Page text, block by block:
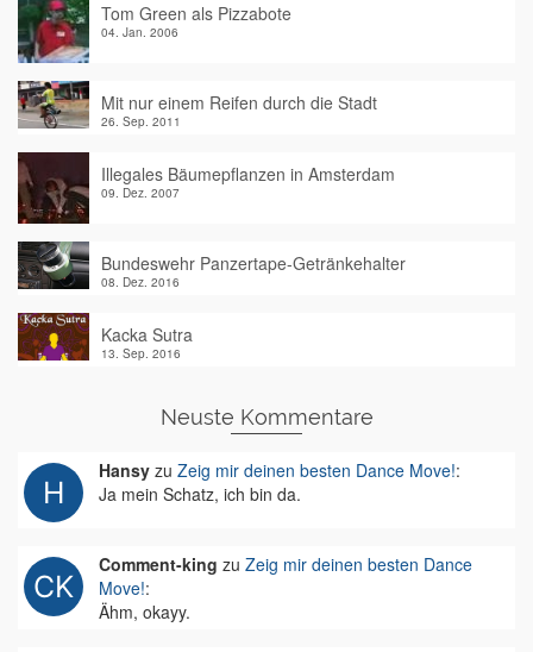
Tom Green als Pizzabote
04. Jan. 2006
Mit nur einem Reifen durch die Stadt
26. Sep. 2011
Illegales Bäumepflanzen in Amsterdam
09. Dez. 2007
Bundeswehr Panzertape-Getränkehalter
08. Dez. 2016
Kacka Sutra
13. Sep. 2016
Neuste Kommentare
Hansy zu Zeig mir deinen besten Dance Move!:
Ja mein Schatz, ich bin da.
Comment-king zu Zeig mir deinen besten Dance
Move!:
Ähm, okayy.